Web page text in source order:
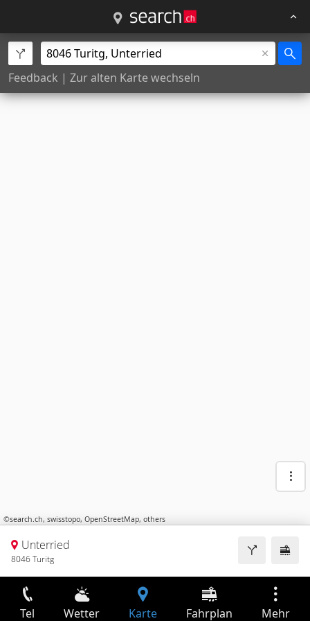
Feedback | Zur alten Karte wechseln
©search.ch, swisstopo, OpenStreetMap, others
Unterried
8046 Turitg
Tel Wetter Karte Fahrplan Mehr